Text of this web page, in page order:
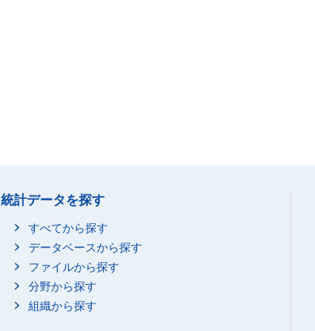
統計データを探す
すべてから探す
データベースから探す
ファイルから探す
分野から探す
組織から探す